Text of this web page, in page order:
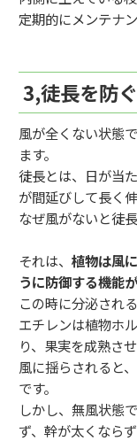
定期的にメンテナ
3,徒長を防ぐ
風が全くない状態
ます。
徒長とは、日が当
が間延びして長く
なぜ風がないと徒
それは、 植物は風
うに防御する機能が
この時に分泌され
エチレンは植物ホ
り、果実を成熟さ
風に揺らされると
です。
しかし、無風状態
ず、幹が太くなら